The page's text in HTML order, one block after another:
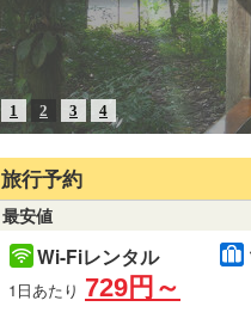
1 2 3 4
旅行予約
最安値
Wi-Fiレンタル
1日あたり 729円～